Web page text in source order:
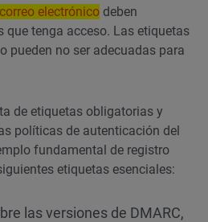
electrónico deben
que tenga acceso. Las etiquetas
pueden no ser adecuadas para
de etiquetas obligatorias y
políticas de autenticación del
fundamental de registro
etiquetas esenciales:
las versiones de DMARC,